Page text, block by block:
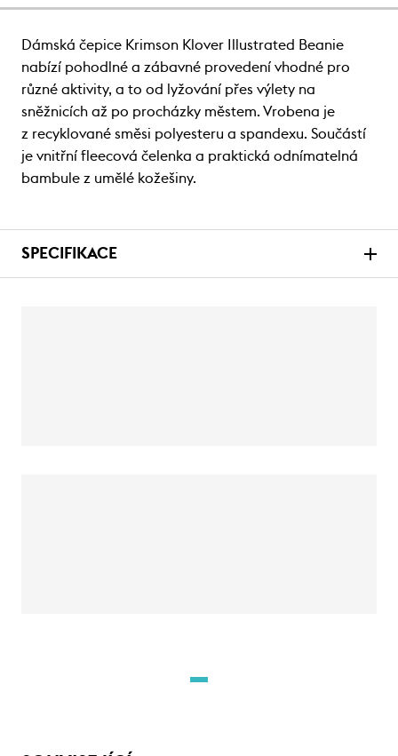
Dámská čepice Krimson Klover Illustrated Beanie
nabízí pohodlné a zábavné provedení vhodné pro
různé aktivity, a to od lyžování přes výlety na
sněžnicích až po procházky městem. Vrobena je
z recyklované směsi polyesteru a spandexu. Součástí
je vnitřní fleecová čelenka a praktická odnímatelná
bambule z umělé kožešiny.
SPECIFIKACE